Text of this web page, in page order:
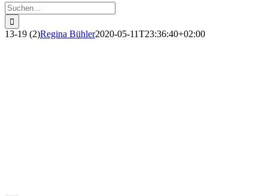
Suche
nach:
13-19 (2)Regina Bühler2020-05-11T23:36:40+02:00